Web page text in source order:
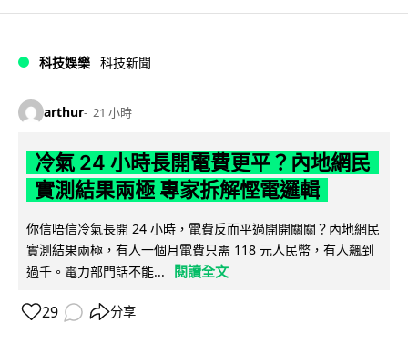
科技娛樂 科技新聞
arthur 21 小時
冷氣 24 小時長開電費更平？內地網民
實測結果兩極 專家拆解慳電邏輯
你信唔信冷氣長開 24 小時，電費反而平過開開關關？內地網民
實測結果兩極，有人一個月電費只需 118 元人民幣，有人飆到
過千。電力部門話不能...
閱讀全文
29 分享